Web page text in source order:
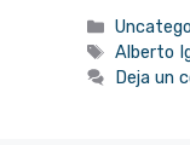
Alberto
Deja un